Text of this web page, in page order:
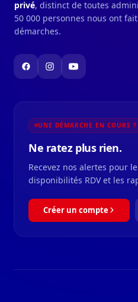
privé, distinct de toutes
50 000 personnes nous ont
démarches.
UNE DÉMARCHE EN COURS ?
Ne ratez plus rien.
Recevez nos alertes pour
disponibilités RDV et les
Créer un compte